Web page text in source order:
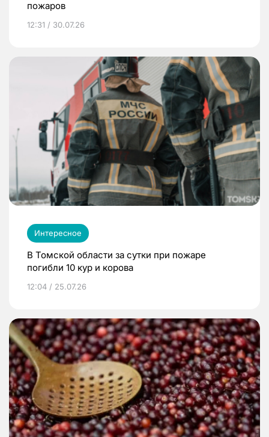
пожаров
12:31 / 30.07.26
Интересное
В Томской области за сутки при пожаре
погибли 10 кур и корова
12:04 / 25.07.26